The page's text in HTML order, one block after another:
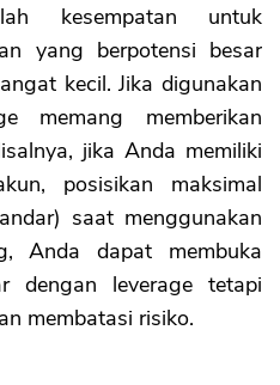
kesempatan untuk
yang berpotensi besar
kecil. Jika digunakan
memang memberikan
jika Anda memiliki
posisikan maksimal
saat menggunakan
Anda dapat membuka
dengan leverage tetapi
membatasi risiko.